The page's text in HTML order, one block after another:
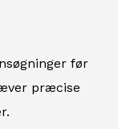
før
præcise